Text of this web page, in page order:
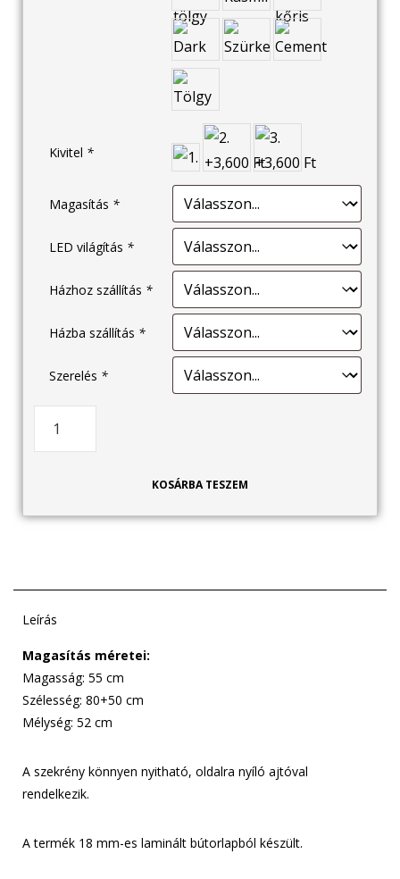
Kivitel *
Magasítás *
LED világítás *
Házhoz szállítás *
Házba szállítás *
Szerelés *
KOSÁRBA TESZEM
Leírás
Magasítás méretei:
Magasság: 55 cm
Szélesség: 80+50 cm
Mélység: 52 cm
A szekrény könnyen nyitható, oldalra nyíló ajtóval
rendelkezik.
A termék 18 mm-es laminált bútorlapból készült.